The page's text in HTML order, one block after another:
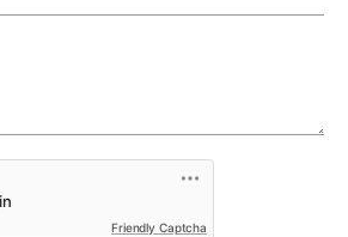
Friendly Captcha